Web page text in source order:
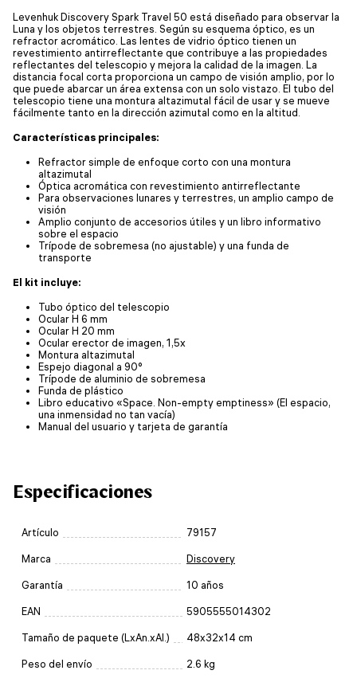
Levenhuk Discovery Spark Travel 50 está diseñado para observar la
Luna y los objetos terrestres. Según su esquema óptico, es un
refractor acromático. Las lentes de vidrio óptico tienen un
revestimiento antirreflectante que contribuye a las propiedades
reflectantes del telescopio y mejora la calidad de la imagen. La
distancia focal corta proporciona un campo de visión amplio, por lo
que puede abarcar un área extensa con un solo vistazo. El tubo del
telescopio tiene una montura altazimutal fácil de usar y se mueve
fácilmente tanto en la dirección azimutal como en la altitud.
Características principales:
Refractor simple de enfoque corto con una montura
altazimutal
Óptica acromática con revestimiento antirreflectante
Para observaciones lunares y terrestres, un amplio campo de
visión
Amplio conjunto de accesorios útiles y un libro informativo
sobre el espacio
Trípode de sobremesa (no ajustable) y una funda de
transporte
El kit incluye:
Tubo óptico del telescopio
Ocular H 6 mm
Ocular H 20 mm
Ocular erector de imagen, 1,5x
Montura altazimutal
Espejo diagonal a 90°
Trípode de aluminio de sobremesa
Funda de plástico
Libro educativo «Space. Non-empty emptiness» (El espacio,
una inmensidad no tan vacía)
Manual del usuario y tarjeta de garantía
Especificaciones
Artículo 79157
Marca Discovery
Garantía 10 años
EAN 5905555014302
Tamaño de paquete (LxAn.xAl.) 48x32x14 cm
Peso del envío 2.6 kg